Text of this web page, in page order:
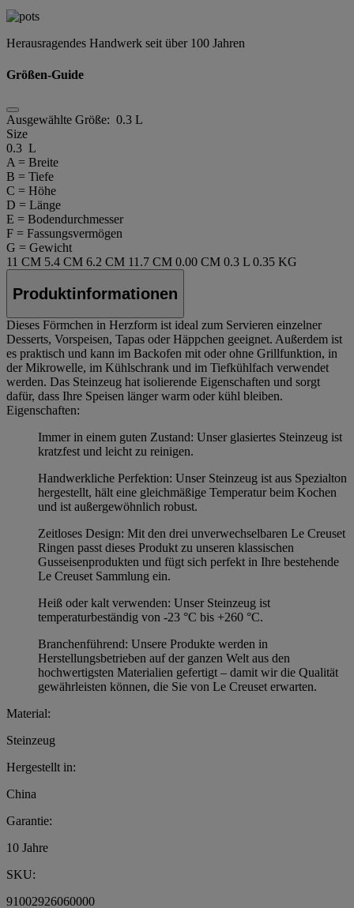
Herausragendes Handwerk seit über 100 Jahren
Größen-Guide
Ausgewählte Größe: 0.3 L
Size
0.3 L
A = Breite
B = Tiefe
C = Höhe
D = Länge
E = Bodendurchmesser
F = Fassungsvermögen
G = Gewicht
11 CM 5.4 CM 6.2 CM 11.7 CM 0.00 CM 0.3 L 0.35 KG
Produktinformationen
Dieses Förmchen in Herzform ist ideal zum Servieren einzelner
Desserts, Vorspeisen, Tapas oder Häppchen geeignet. Außerdem ist
es praktisch und kann im Backofen mit oder ohne Grillfunktion, in
der Mikrowelle, im Kühlschrank und im Tiefkühlfach verwendet
werden. Das Steinzeug hat isolierende Eigenschaften und sorgt
dafür, dass Ihre Speisen länger warm oder kühl bleiben.
Eigenschaften:
Immer in einem guten Zustand: Unser glasiertes Steinzeug ist
kratzfest und leicht zu reinigen.
Handwerkliche Perfektion: Unser Steinzeug ist aus Spezialton
hergestellt, hält eine gleichmäßige Temperatur beim Kochen
und ist außergewöhnlich robust.
Zeitloses Design: Mit den drei unverwechselbaren Le Creuset
Ringen passt dieses Produkt zu unseren klassischen
Gusseisenprodukten und fügt sich perfekt in Ihre bestehende
Le Creuset Sammlung ein.
Heiß oder kalt verwenden: Unser Steinzeug ist
temperaturbeständig von -23 °C bis +260 °C.
Branchenführend: Unsere Produkte werden in
Herstellungsbetrieben auf der ganzen Welt aus den
hochwertigsten Materialien gefertigt – damit wir die Qualität
gewährleisten können, die Sie von Le Creuset erwarten.
Material:
Steinzeug
Hergestellt in:
China
Garantie:
10 Jahre
SKU:
91002926060000